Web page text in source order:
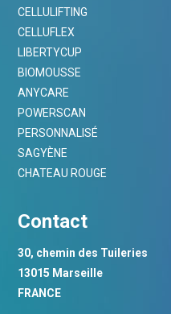
CELLULIFTING
CELLUFLEX
LIBERTYCUP
BIOMOUSSE
ANYCARE
POWERSCAN
PERSONNALISÉ
SAGYÈNE
CHATEAU ROUGE
Contact
30, chemin des Tuileries
13015 Marseille
FRANCE